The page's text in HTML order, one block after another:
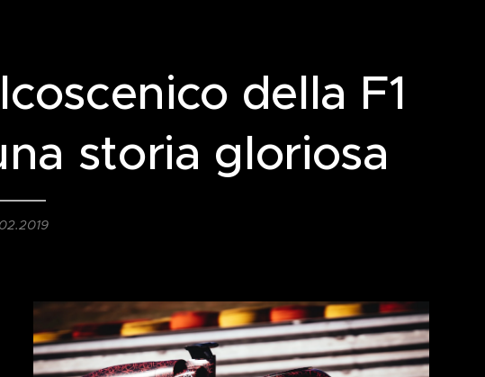
della F1
storia gloriosa